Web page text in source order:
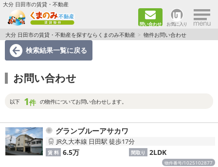
大分 日田市の賃貸・不動産
問い合わせ お気に入り ×
TOPページ
新築物件
ペット飼育ＯＫ物件
単身者向け（1K～2DK）
新婚·ファミリー向け（2DK～3DK）
ファミリー向け（3DK～）
大分 日田市の賃貸・不動産を探すならくまのみ不動産 物件お問い合わせ
検索結果一覧に戻る
お問い合わせ
以下 1件 の物件についてお問い合わせします。
物件番号/1025102877
グランブルーアサカワ
JR久大本線 日田駅 徒歩17分
賃 料 6.5万 間取り 2LDK